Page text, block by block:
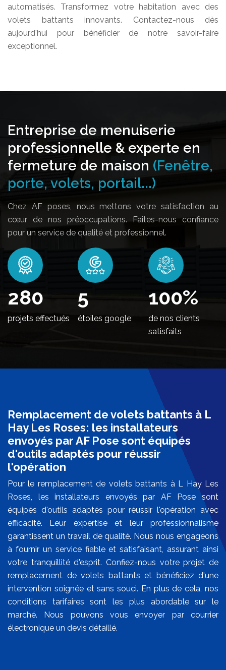
automatisés. Transformez votre habitation avec des
volets battants innovants. Contactez-nous dès
aujourd'hui pour bénéficier de notre savoir-faire
exceptionnel.
Entreprise de menuiserie
professionnelle & experte en
fermeture de maison (Fenêtre,
porte, volets, portail...)
Chez AF poses, nous mettons votre satisfaction au
cœur de nos préoccupations. Faites-nous confiance
pour un service de qualité et professionnel.
340
projets effectués
5
étoiles google
100%
de nos clients
satisfaits
Remplacement de volets battants à L
Hay Les Roses: les installateurs
envoyés par AF Pose sont équipés
d'outils adaptés pour réussir
l'opération
Pour le remplacement de volets battants à L Hay Les
Roses, les installateurs envoyés par AF Pose sont
équipés d'outils adaptés pour réussir l'opération avec
efficacité. Leur expertise et leur professionnalisme
garantissent un travail de qualité. Nous nous engageons
à fournir un service fiable et satisfaisant, assurant ainsi
votre tranquillité d'esprit. Confiez-nous votre projet de
remplacement de volets battants et bénéficiez d'une
intervention soignée et sans souci. En plus de cela, nos
conditions tarifaires sont les plus abordable sur le
marché. Nous pouvons vous envoyer par courrier
électronique un devis détaillé.